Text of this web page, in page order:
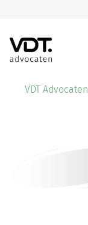
VDT Advocaten